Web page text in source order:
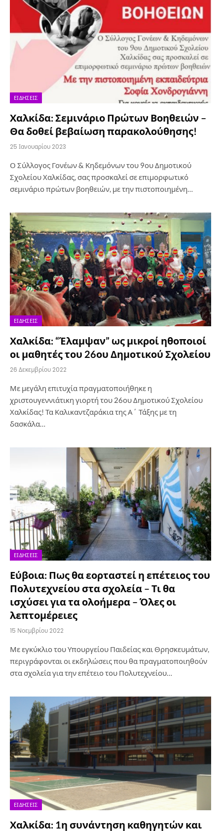
ΕΙΔΉΣΕΙΣ
Χαλκίδα: Σεμινάριο Πρώτων Βοηθειών –
Θα δοθεί βεβαίωση παρακολούθησης!
25 Ιανουαρίου 2023
Ο Σύλλογος Γονέων & Κηδεμόνων του 9ου Δημοτικού
Σχολείου Χαλκίδας, σας προσκαλεί σε επιμορφωτικό
σεμινάριο πρώτων βοηθειών, με την πιστοποιημένη…
ΕΙΔΉΣΕΙΣ
Χαλκίδα: “Έλαμψαν” ως μικροί ηθοποιοί
οι μαθητές του 26ου Δημοτικού Σχολείου
26 Δεκεμβρίου 2022
Με μεγάλη επιτυχία πραγματοποιήθηκε η
χριστουγεννιάτικη γιορτή του 26ου Δημοτικού Σχολείου
Χαλκίδας! Τα Καλικαντζαράκια της Α΄ Τάξης με τη
δασκάλα…
ΕΙΔΉΣΕΙΣ
Εύβοια: Πως θα εορταστεί η επέτειος του
Πολυτεχνείου στα σχολεία – Τι θα
ισχύσει για τα ολοήμερα – Όλες οι
λεπτομέρειες
15 Νοεμβρίου 2022
Με εγκύκλιο του Υπουργείου Παιδείας και Θρησκευμάτων,
περιγράφονται οι εκδηλώσεις που θα πραγματοποιηθούν
στα σχολεία για την επέτειο του Πολυτεχνείου…
ΕΙΔΉΣΕΙΣ
Χαλκίδα: 1η συνάντηση καθηγητών και